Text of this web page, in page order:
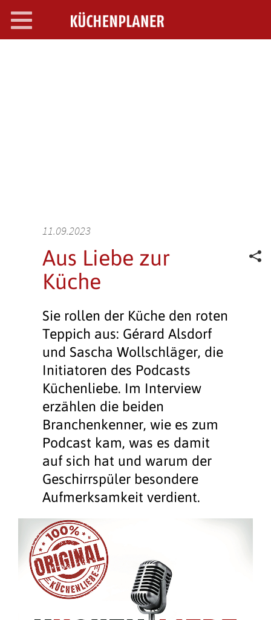
Toggle
navigation
11.09.2023
Aus Liebe zur
Küche
Sie rollen der Küche den roten
Teppich aus: Gérard Alsdorf
und Sascha Wollschläger, die
Initiatoren des Podcasts
Küchenliebe. Im Interview
erzählen die beiden
Branchenkenner, wie es zum
Podcast kam, was es damit
auf sich hat und warum der
Geschirrspüler besondere
Aufmerksamkeit verdient.